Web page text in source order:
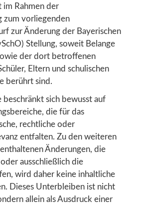
im Rahmen der
zum vorliegenden
zur Änderung der Bayerischen
Stellung, soweit Belange
der dort betroffenen
Eltern und schulischen
berührt sind.
beschränkt sich bewusst auf
die für das
rechtliche oder
entfalten. Zu den weiteren
Änderungen, die
ausschließlich die
wird daher keine inhaltliche
Dieses Unterbleiben ist nicht
allein als Ausdruck einer